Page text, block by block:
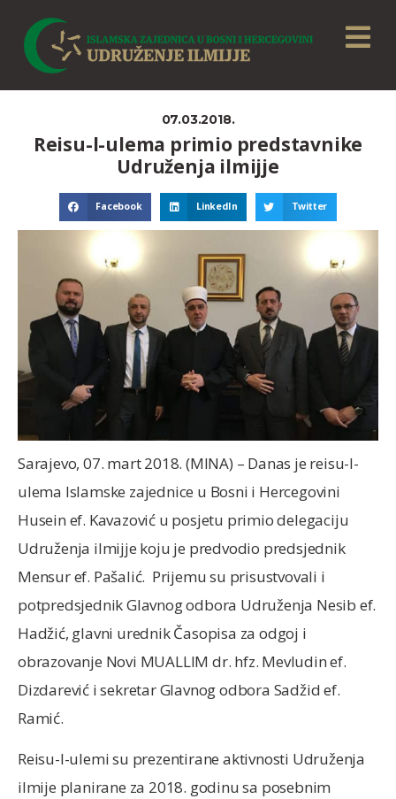
07.03.2018.
Reisu-l-ulema primio predstavnike
Udruženja ilmijje
Facebook LinkedIn Twitter
Sarajevo, 07. mart 2018. (MINA) – Danas je reisu-l-
ulema Islamske zajednice u Bosni i Hercegovini
Husein ef. Kavazović u posjetu primio delegaciju
Udruženja ilmijje koju je predvodio predsjednik
Mensur ef. Pašalić. Prijemu su prisustvovali i
potpredsjednik Glavnog odbora Udruženja Nesib ef.
Hadžić, glavni urednik Časopisa za odgoj i
obrazovanje Novi MUALLIM dr. hfz. Mevludin ef.
Dizdarević i sekretar Glavnog odbora Sadžid ef.
Ramić.
Reisu-l-ulemi su prezentirane aktivnosti Udruženja
ilmije planirane za 2018. godinu sa posebnim